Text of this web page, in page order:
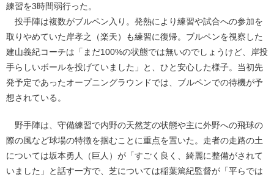
練習を3時間弱行った。
投手陣は複数がブルペン入り。発熱により練習や試合への参加を
取りやめていた岸孝之（楽天）も練習に復帰。ブルペンを視察した
建山義紀コーチは「まだ100%の状態では無いのでしょうけど、岸投
手らしいボールを投げていました」と、ひと安心した様子。当初先
発予定であったオープニングラウンドでは、ブルペンでの待機が予
想されている。
野手陣は、守備練習で内野の天然芝の状態や主に外野への飛球の
際の風など球場の特徴を掴むことに重点を置いた。走者の走路の土
については坂本勇人（巨人）が「すごく良く、綺麗に整備がされて
いました」と話す一方で、芝については稲葉篤紀監督が「平らでは